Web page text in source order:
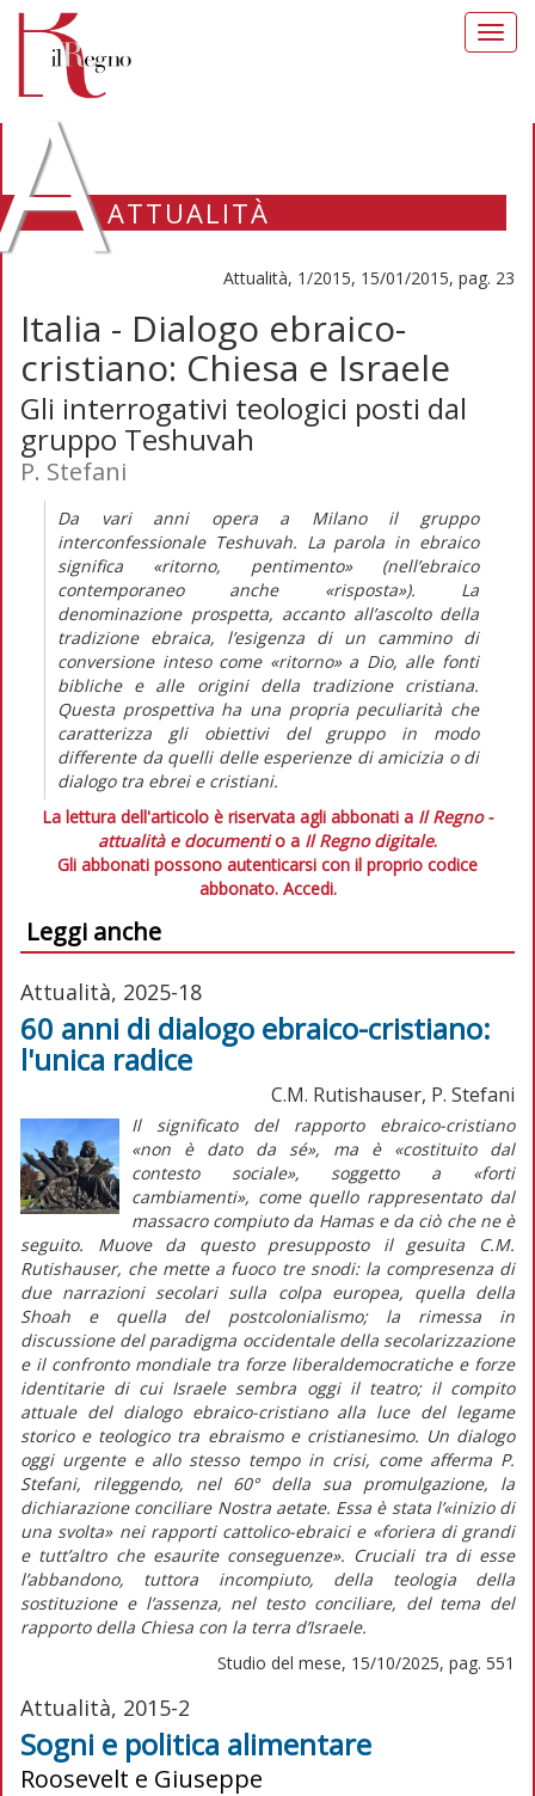
ATTUALITÀ
Attualità, 1/2015, 15/01/2015, pag. 23
Italia - Dialogo ebraico-
cristiano: Chiesa e Israele
Gli interrogativi teologici posti dal
gruppo Teshuvah
P. Stefani
Da vari anni opera a Milano il gruppo
interconfessionale Teshuvah. La parola in ebraico
significa «ritorno, pentimento» (nell’ebraico
contemporaneo anche «risposta»). La
denominazione prospetta, accanto all’ascolto della
tradizione ebraica, l’esigenza di un cammino di
conversione inteso come «ritorno» a Dio, alle fonti
bibliche e alle origini della tradizione cristiana.
Questa prospettiva ha una propria peculiarità che
caratterizza gli obiettivi del gruppo in modo
differente da quelli delle esperienze di amicizia o di
dialogo tra ebrei e cristiani.
La lettura dell'articolo è riservata agli abbonati a Il Regno -
attualità e documentio a Il Regno digitale.
Gli abbonati possono autenticarsi con il proprio codice
abbonato. Accedi.
Leggi anche
Attualità, 2025-18
60 anni di dialogo ebraico-cristiano:
l'unica radice
C.M. Rutishauser, P. Stefani
Il significato del rapporto ebraico-cristiano
«non è dato da sé», ma è «costituito dal
contesto sociale», soggetto a «forti
cambiamenti», come quello rappresentato dal
massacro compiuto da Hamas e da ciò che ne è
seguito. Muove da questo presupposto il gesuita C.M.
Rutishauser, che mette a fuoco tre snodi: la compresenza di
due narrazioni secolari sulla colpa europea, quella della
Shoah e quella del postcolonialismo; la rimessa in
discussione del paradigma occidentale della secolarizzazione
e il confronto mondiale tra forze liberaldemocratiche e forze
identitarie di cui Israele sembra oggi il teatro; il compito
attuale del dialogo ebraico-cristiano alla luce del legame
storico e teologico tra ebraismo e cristianesimo. Un dialogo
oggi urgente e allo stesso tempo in crisi, come afferma P.
Stefani, rileggendo, nel 60° della sua promulgazione, la
dichiarazione conciliare Nostra aetate. Essa è stata l’«inizio di
una svolta» nei rapporti cattolico-ebraici e «foriera di grandi
e tutt’altro che esaurite conseguenze». Cruciali tra di esse
l’abbandono, tuttora incompiuto, della teologia della
sostituzione e l’assenza, nel testo conciliare, del tema del
rapporto della Chiesa con la terra d’Israele.
Studio del mese, 15/10/2025, pag. 551
Attualità, 2015-2
Sogni e politica alimentare
Roosevelt e Giuseppe